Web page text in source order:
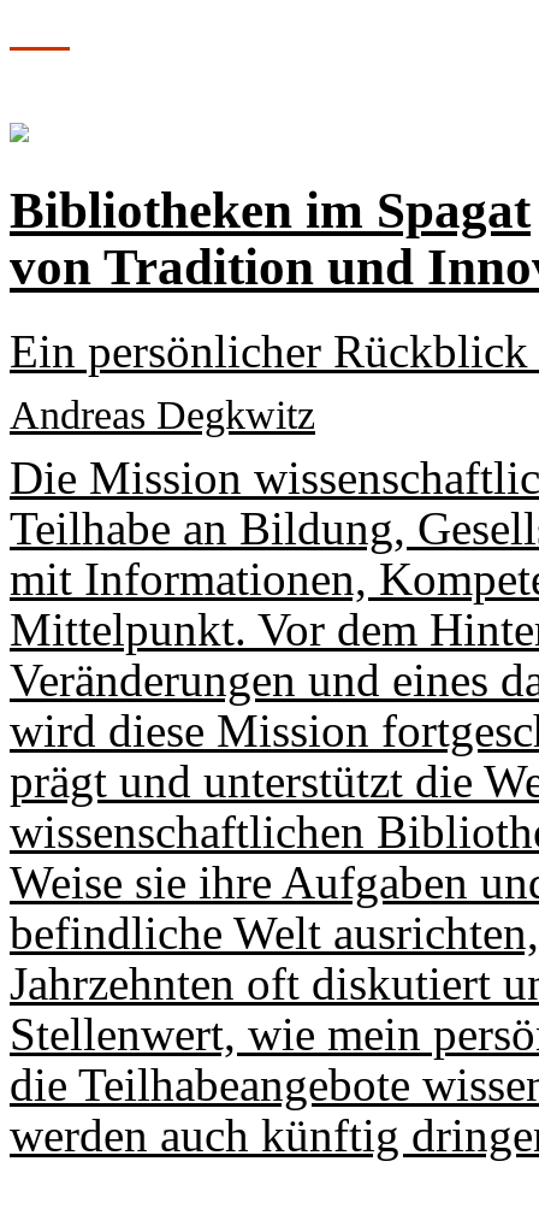
Bibliotheken im Spagat
von Tradition und
Ein persönlicher
Andreas Degkwitz
Die Mission
Teilhabe an Bildung,
mit Informationen,
Mittelpunkt. Vor dem
Veränderungen und eines
wird diese Mission
prägt und unterstützt die
wissenschaftlichen
Weise sie ihre Aufgaben
befindliche Welt
Jahrzehnten oft diskutiert
Stellenwert, wie mein
die Teilhabeangebote
werden auch künftig